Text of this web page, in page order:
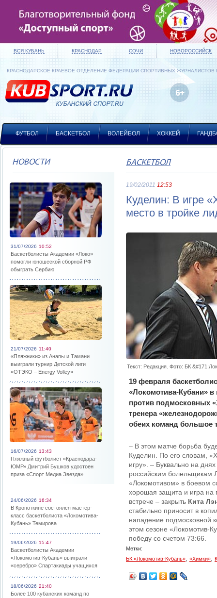
ВСЯ КУБАНЬ КРАСНОДАР СОЧИ НОВОРОССИЙСК
КРАСНОДАРСКОЕ КРАЕВОЕ ОТДЕЛЕНИЕ ФЕДЕРАЦИИ СПОРТИВНЫХ ЖУРНАЛИСТОВ
ФУТБОЛ БАСКЕТБОЛ ВОЛЕЙБОЛ ХОККЕЙ
НОВОСТИ
31/07/2026 10:52
Баскетболисты Академии «Локо»
помогли юношеской сборной РФ
обыграть Сербию
21/07/2026 11:40
«Пляжники» из Анапы и Тамани
выиграли турнир Детской лиги
«ОТЭКО – Energy Volley»
16/07/2026 13:43
Пляжный футболист «Краснодара-
ЮМР» Дмитрий Бушков удостоен
приза «Спорт Медиа Звезда»
24/06/2026 16:34
В Кропоткине состоялся мастер-
класс баскетболиста «Локомотива-
Кубань» Темирова
19/06/2026 15:47
Баскетболисты Академии
«Локомотив-Кубань» выиграли
«серебро» Спартакиады учащихся
18/06/2026 21:40
Более 100 кубанских команд по
БАСКЕТБОЛ
19/02/2011 12:53
Куделин: В игре
место в тройке
Текст: Редакция. Фото: БК
19 февраля
«Локомотива-Кубани»
против подмосковных
тренера
обеих команд большое
– В этом матче борьба
Куделин. По его словам,
игру». – Буквально на
российским болельщикам
«Локомотивом» в боевом
хорошая защита и игра на
встрече – закрыть Кита
стабильно приносит в
нападение подмосковной
этом сезоне «Локомотив-
победу со счетом 73:66.
Метки:
БК «Локомотив-Кубань»
«Химки»